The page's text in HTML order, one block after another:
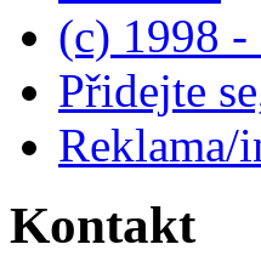
(c) 1998 -
Přidejte
Reklama/
Kontakt